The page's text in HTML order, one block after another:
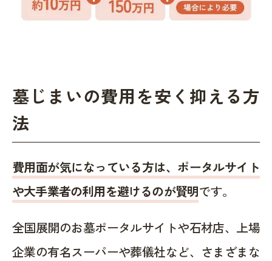
墓じまいの費用を安く抑える方
法
費用面が気になっている方は、ポータルサイト
や大手業者の利用を避けるのが賢明です。
全国展開のお墓ポータルサイトや石材店、上場
企業の有名スーパーや葬儀社など、さまざまな